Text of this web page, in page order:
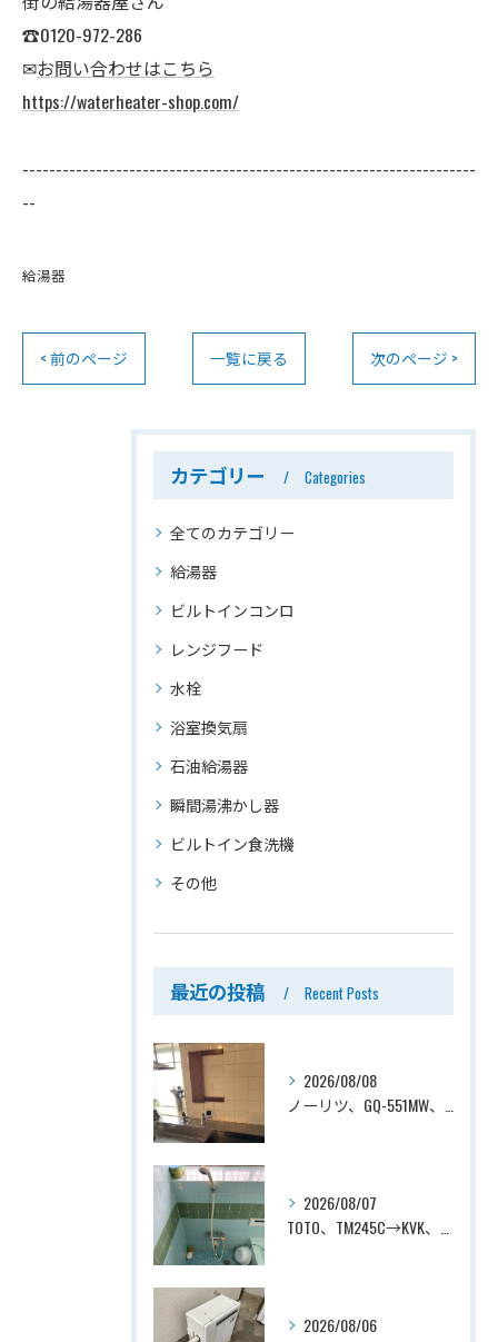
☎0120-972-286
✉お問い合わせはこちら
https://waterheater-shop.com/
--------------------------------------------------------------------
--
給湯器
< 前のページ 一覧に戻る 次のページ >
カテゴリー Categories
全てのカテゴリー
給湯器
ビルトインコンロ
レンジフード
水栓
浴室換気扇
石油給湯器
瞬間湯沸かし器
ビルトイン食洗機
その他
最近の投稿 Recent Posts
2026/08/08
2026/08/07
2026/08/06